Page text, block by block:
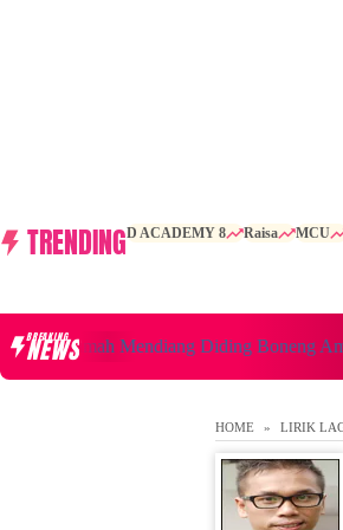
TRENDINGD ACADEMY 8 Raisa MCU
BREAKING
NEWS
Rumah Mendiang Diding Boneng
HOME LIRIK